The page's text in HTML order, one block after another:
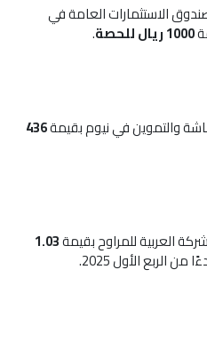
الاستثمارات العامة في
1000 ريال للحصة
.
والتموين في نيوم بقيمة436
العربية للمراوح بقيمة1.03
الربع الأول 2025.